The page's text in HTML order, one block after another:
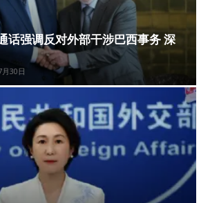
话强调反对外部干涉巴西事务 深
30日